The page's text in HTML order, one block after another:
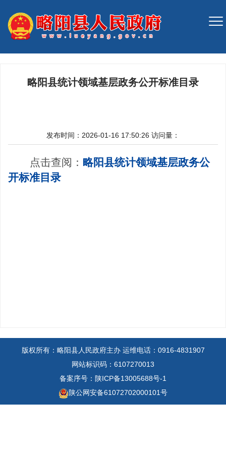
略阳县统计领域基层政务公开标准目录
发布时间：2026-01-16 17:50:26 访问量：
点击查阅： 略阳县统计领域基层政务公
开标准目录
版权所有：略阳县人民政府主办 运维电话：0916-4831907
网站标识码：6107270013
备案序号：陕ICP备13005688号-1
陕公网安备61072702000101号